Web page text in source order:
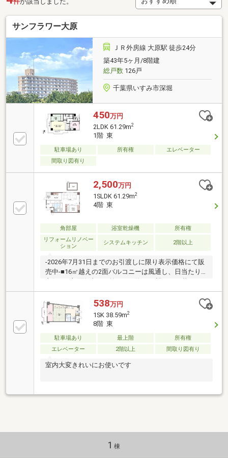
サンフラワー大原
ＪＲ外房線 大原駅 徒歩24分
築43年5ヶ月/8階建
総戸数126戸
千葉県いすみ市深堀
450万円
2LDK 61.29m2
1階 東
駐車場あり 所有権
エレベーター
間取り図有り
2,500万円
1SLDK 61.29m2
4階 東
角部屋 浴室乾燥機
所有権
リフォームリノベー
ション
システムキッチン 2階以上
-2026年7月31日までのお引渡しに限り表示価格にて販
売中-■16㎡越えの2面バルコニーは風通し、日当たり
し。■2026年3月完成予定で室内大規模リフォーム中。
■生活利便性の高い周辺環境。■事前予約にて内見可
能。
538万円
1SK 38.59m2
8階 東
駐車場あり 最上階
所有権
エレベーター
2階以上 間取り図有り
室内大変きれいにお使いです
1 棟